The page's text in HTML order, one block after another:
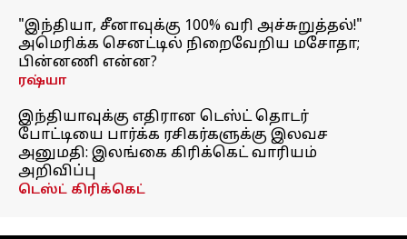
"இந்தியா, சீனாவுக்கு 100% வரி அச்சுறுத்தல்!"
அமெரிக்க செனட்டில் நிறைவேறிய மசோதா;
பின்னணி என்ன?
ரஷ்யா
இந்தியாவுக்கு எதிரான டெஸ்ட் தொடர்
போட்டியை பார்க்க ரசிகர்களுக்கு இலவச
அனுமதி: இலங்கை கிரிக்கெட் வாரியம்
அறிவிப்பு
டெஸ்ட் கிரிக்கெட்